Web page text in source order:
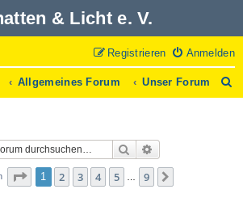
& Licht e. V.
Anmelden
Registrieren
Allgemeines Forum Unser Forum
u
Suche
Seite 1von
1 2 3 4 5 … 9